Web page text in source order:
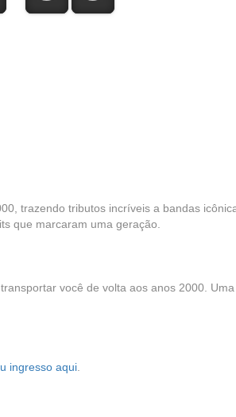
trazendo tributos incríveis a bandas
que marcaram uma geração.
você de volta aos anos 2000.
ingresso aqui